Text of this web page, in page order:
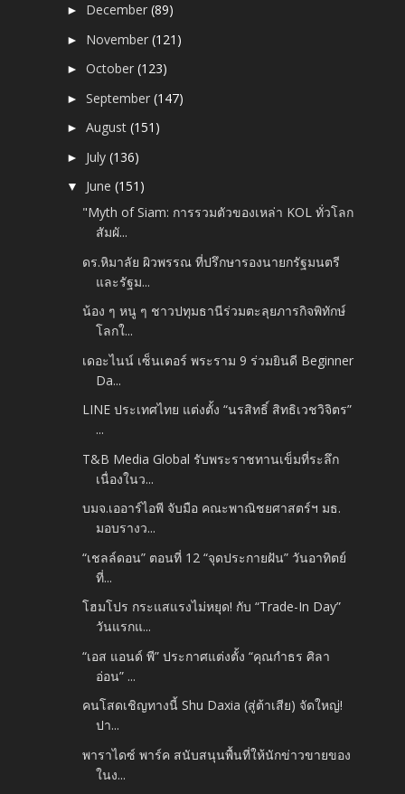
► December(89)
► November(121)
►October(123)
►September(147)
►August(151)
► July(136)
▼ June(151)
"Myth of Siam: การรวมตัวของเหล่า KOL ทั่วโลก
สัมผั...
ดร.หิมาลัย ผิวพรรณ ที่ปรึกษารองนายกรัฐมนตรี
และรัฐม...
น้อง ๆ หนู ๆ ชาวปทุมธานีร่วมตะลุยภารกิจพิทักษ์
โลกใ...
เดอะไนน์ เซ็นเตอร์ พระราม 9 ร่วมยินดี Beginner
Da...
LINE ประเทศไทย แต่งตั้ง “นรสิทธิ์ สิทธิเวชวิจิตร”
...
T&B Media Global รับพระราชทานเข็มที่ระลึก
เนื่องในว...
บมจ.เออาร์ไอพี จับมือ คณะพาณิชยศาสตร์ฯ มธ.
มอบรางว...
“เชลล์ดอน” ตอนที่ 12 “จุดประกายฝัน” วันอาทิตย์
ที่...
โฮมโปร กระแสแรงไม่หยุด! กับ “Trade-In Day”
วันแรกแ...
“เอส แอนด์ พี” ประกาศแต่งตั้ง “คุณกำธร ศิลา
อ่อน” ...
คนโสดเชิญทางนี้ Shu Daxia (สู่ต้าเสีย) จัดใหญ่!
ปา...
พาราไดซ์ พาร์ค สนับสนุนพื้นที่ให้นักข่าวขายของ
ในง...